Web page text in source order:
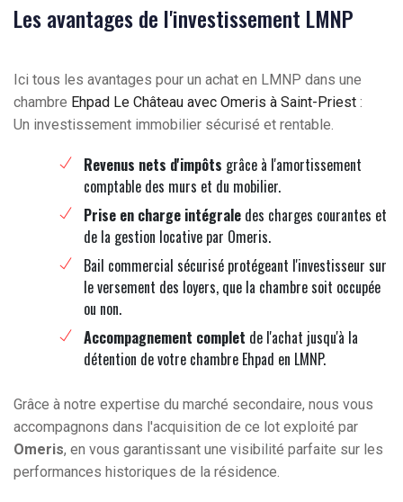
Les avantages de l'investissement LMNP
Ici tous les avantages pour un achat en LMNP dans une
chambre Ehpad Le Château avec Omeris à Saint-Priest :
Un investissement immobilier sécurisé et rentable.
Revenus nets d'impôts grâce à l'amortissement
comptable des murs et du mobilier.
Prise en charge intégrale des charges courantes et
de la gestion locative par Omeris.
Bail commercial sécurisé protégeant l'investisseur sur
le versement des loyers, que la chambre soit occupée
ou non.
Accompagnement complet de l'achat jusqu'à la
détention de votre chambre Ehpad en LMNP.
Grâce à notre expertise du marché secondaire, nous vous
accompagnons dans l'acquisition de ce lot exploité par
Omeris, en vous garantissant une visibilité parfaite sur les
performances historiques de la résidence.